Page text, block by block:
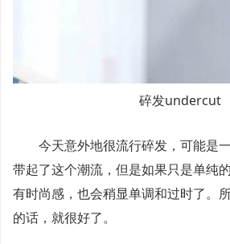
碎发undercut
今天意外地很流行碎发，可能是
带起了这个潮流，但是如果只是单纯
有时尚感，也会稍显单调和过时了。
的话，就很好了。